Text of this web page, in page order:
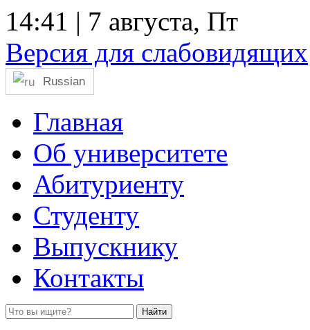
14:41 | 7 августа, Пт
Версия для слабовидящих
Russian
Главная
Об университете
Абитуриенту
Студенту
Выпускнику
Контакты